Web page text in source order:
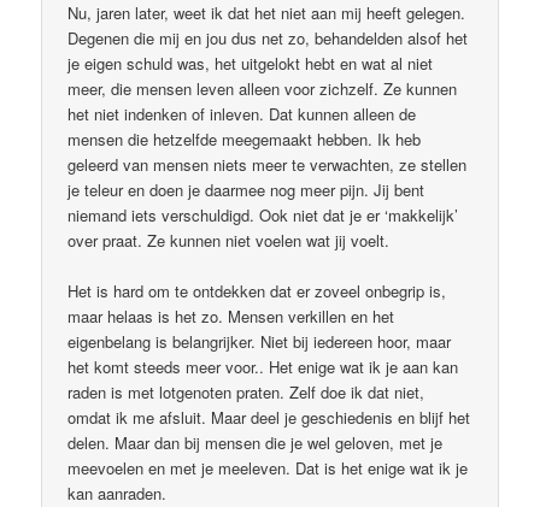
Nu, jaren later, weet ik dat het niet aan mij heeft gelegen.
Degenen die mij en jou dus net zo, behandelden alsof het
je eigen schuld was, het uitgelokt hebt en wat al niet
meer, die mensen leven alleen voor zichzelf. Ze kunnen
het niet indenken of inleven. Dat kunnen alleen de
mensen die hetzelfde meegemaakt hebben. Ik heb
geleerd van mensen niets meer te verwachten, ze stellen
je teleur en doen je daarmee nog meer pijn. Jij bent
niemand iets verschuldigd. Ook niet dat je er ‘makkelijk’
over praat. Ze kunnen niet voelen wat jij voelt.
Het is hard om te ontdekken dat er zoveel onbegrip is,
maar helaas is het zo. Mensen verkillen en het
eigenbelang is belangrijker. Niet bij iedereen hoor, maar
het komt steeds meer voor.. Het enige wat ik je aan kan
raden is met lotgenoten praten. Zelf doe ik dat niet,
omdat ik me afsluit. Maar deel je geschiedenis en blijf het
delen. Maar dan bij mensen die je wel geloven, met je
meevoelen en met je meeleven. Dat is het enige wat ik je
kan aanraden.